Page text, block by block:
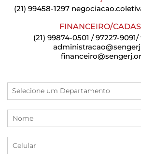
(21) 99458-1297
FINANCEIRO/
(21) 99874-0501 / 97227-